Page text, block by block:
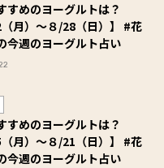
すめのヨーグルトは？
（月）～８/28（日）】 #花
今週のヨーグルト占い
すめのヨーグルトは？
（月）～８/21（日）】 #花
今週のヨーグルト占い